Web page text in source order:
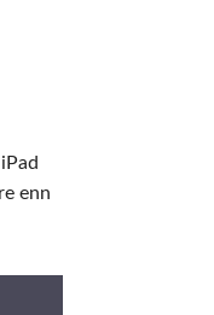
enn